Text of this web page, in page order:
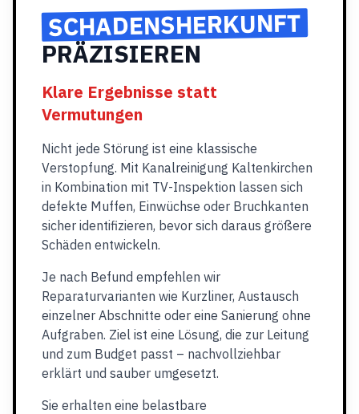
SCHADENSHERKUNFT
PRÄZISIEREN
Klare Ergebnisse statt
Vermutungen
Nicht jede Störung ist eine klassische
Verstopfung. Mit Kanalreinigung Kaltenkirchen
in Kombination mit TV-Inspektion lassen sich
defekte Muffen, Einwüchse oder Bruchkanten
sicher identifizieren, bevor sich daraus größere
Schäden entwickeln.
Je nach Befund empfehlen wir
Reparaturvarianten wie Kurzliner, Austausch
einzelner Abschnitte oder eine Sanierung ohne
Aufgraben. Ziel ist eine Lösung, die zur Leitung
und zum Budget passt – nachvollziehbar
erklärt und sauber umgesetzt.
Sie erhalten eine belastbare